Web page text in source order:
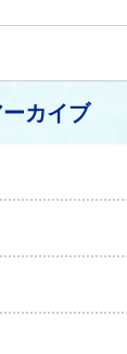
ーカイブ